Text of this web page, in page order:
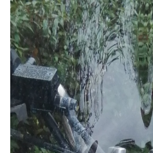
casques et gants pour 1 ou 2 personnes.
pris et restitué sur Porticcio ou a
convenance. Si besoin d'infos
a me contacter.
#scooter